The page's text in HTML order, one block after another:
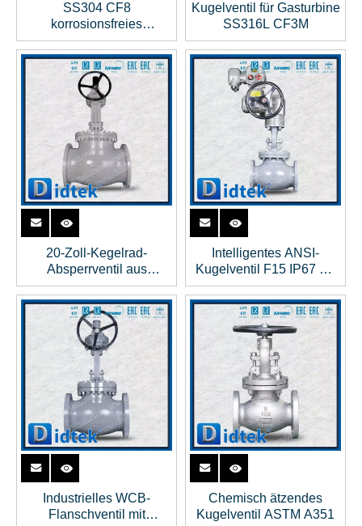
SS304 CF8
korrosionsfreies
Regelscheiben-
Absperrventil aus Stahl
Kugelventil für Gasturbine
SS316L CF3M
20-Zoll-Kegelrad-
Absperrventil aus
Kohlenstoffstahl RF-
Gussstahl
Intelligentes ANSI-
Kugelventil F15 IP67 mit
elektrischem Antrieb
Industrielles WCB-
Flanschventil mit
Chemisch ätzendes
Kugelventil ASTM A351